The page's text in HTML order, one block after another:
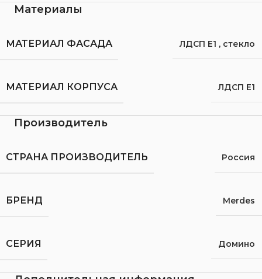
Материалы
МАТЕРИАЛ ФАСАДА ЛДСП Е1 , стекло
МАТЕРИАЛ КОРПУСА ЛДСП Е1
Производитель
СТРАНА ПРОИЗВОДИТЕЛЬ Россия
БРЕНД Merdes
СЕРИЯ Домино